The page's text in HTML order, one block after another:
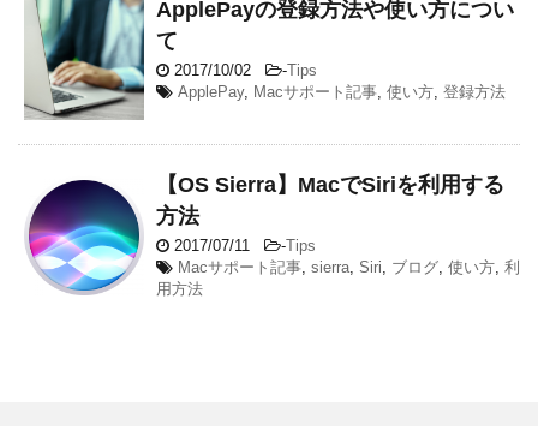
ApplePayの登録方法や使い方につい
て
2017/10/02 -Tips
ApplePay, Macサポート記事, 使い方, 登録方法
【OS Sierra】MacでSiriを利用する
方法
2017/07/11 -Tips
Macサポート記事, sierra, Siri, ブログ, 使い方, 利
用方法